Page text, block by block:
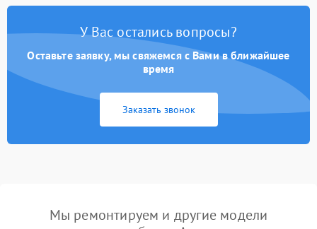
У Вас остались вопросы?
Оставьте заявку, мы свяжемся с Вами в ближайшее
время
Заказать звонок
Мы ремонтируем и другие модели